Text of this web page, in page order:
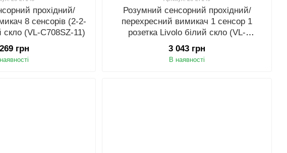
прохідний/
8 сенсорів (2-2-
скло (VL-C708SZ-11)
грн
Розумний сенсорний прохідний/
перехресний вимикач 1 сенсор 1
розетка Livolo білий скло (VL-
C701SZ/C7C1EU-11)
3 043 грн
В наявності